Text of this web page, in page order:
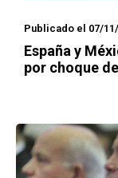
Publicado el 07/
España y
por choque